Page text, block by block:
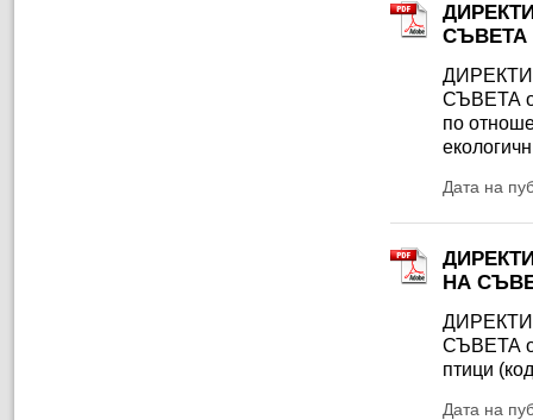
СЪВЕТА
СЪВЕТА
по
Дата на
НА
СЪВЕТА
птици
Дата на